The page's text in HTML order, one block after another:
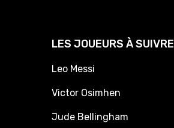
LES JOUEURS À SUIVRE
Leo Messi
Victor Osimhen
Jude Bellingham